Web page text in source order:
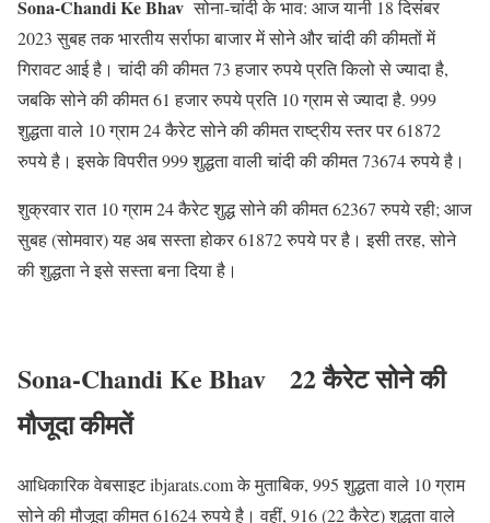
Sona-Chandi Ke Bhav सोना-चांदी के भाव: आज यानी 18 दिसंबर
2023 सुबह तक भारतीय सर्राफा बाजार में सोने और चांदी की कीमतों में
गिरावट आई है। चांदी की कीमत 73 हजार रुपये प्रति किलो से ज्यादा है,
जबकि सोने की कीमत 61 हजार रुपये प्रति 10 ग्राम से ज्यादा है. 999
शुद्धता वाले 10 ग्राम 24 कैरेट सोने की कीमत राष्ट्रीय स्तर पर 61872
रुपये है। इसके विपरीत 999 शुद्धता वाली चांदी की कीमत 73674 रुपये है।
शुक्रवार रात 10 ग्राम 24 कैरेट शुद्ध सोने की कीमत 62367 रुपये रही; आज
सुबह (सोमवार) यह अब सस्ता होकर 61872 रुपये पर है। इसी तरह, सोने
की शुद्धता ने इसे सस्ता बना दिया है।
Sona-Chandi Ke Bhav
22 कैरेट सोने की
मौजूदा कीमतें
आधिकारिक वेबसाइट ibjarats.com के मुताबिक, 995 शुद्धता वाले 10 ग्राम
सोने की मौजूदा कीमत 61624 रुपये है। वहीं, 916 (22 कैरेट) शुद्धता वाले